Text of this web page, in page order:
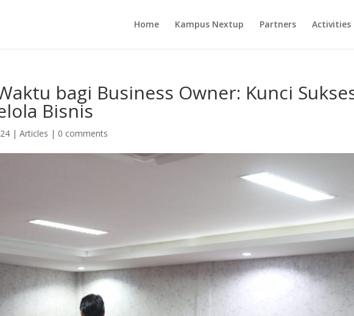
Home Kampus Nextup Partners Activities
bagi Business Owner: Kunci
Bisnis
|Articles | 0 comments